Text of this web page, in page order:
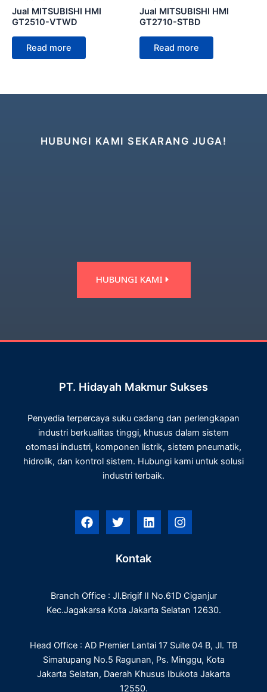
Jual MITSUBISHI HMI
GT2510-VTWD
Read more
Jual MITSUBISHI HMI
GT2710-STBD
Read more
HUBUNGI KAMI SEKARANG JUGA!
HUBUNGI KAMI
PT. Hidayah Makmur Sukses
Penyedia terpercaya suku cadang dan perlengkapan
industri berkualitas tinggi, khusus dalam sistem
otomasi industri, komponen listrik, sistem pneumatik,
hidrolik, dan kontrol sistem. Hubungi kami untuk solusi
industri terbaik.
F
a
k
T
w
t
t
L
i
e
n
I
n
a
m
Kontak
Branch Office : Jl.Brigif II No.61D Ciganjur
Kec.Jagakarsa Kota Jakarta Selatan 12630.
Head Office : AD Premier Lantai 17 Suite 04 B, Jl. TB
Simatupang No.5 Ragunan, Ps. Minggu, Kota
Jakarta Selatan, Daerah Khusus Ibukota Jakarta
12550.